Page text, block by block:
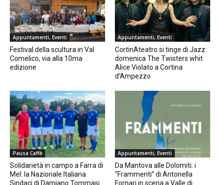
Appuntamenti, Eventi
Festival della scultura in Val
Comelico, via alla 10ma
edizione
Appuntamenti, Eventi
CortinAteatro si tinge di Jazz:
domenica The Twisters whit
Alice Violato a Cortina
d’Ampezzo
Pausa Caffè
Solidarietà in campo a Farra di
Mel: la Nazionale Italiana
Sindaci di Damiano Tommasi
Appuntamenti, Eventi
Da Mantova alle Dolomiti: i
“Frammenti” di Antonella
Fornari in scena a Valle di